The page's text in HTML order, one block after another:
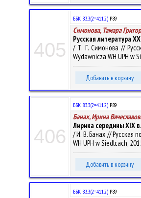
405
ББК 83.3(2=411.2) Р89
Симонова, Тамара
Русская литература
/ Т. Г. Симонова //
Wydawnicza WH UPH w
Добавить в корзину
406
ББК 83.3(2=411.2) Р89
Банах, Ирина
Лирика середины XIX
/ И. В. Банах // Русская
WH UPH w Siedlcach,
Добавить в корзину
ББК 83.3(2=411.2) Р89